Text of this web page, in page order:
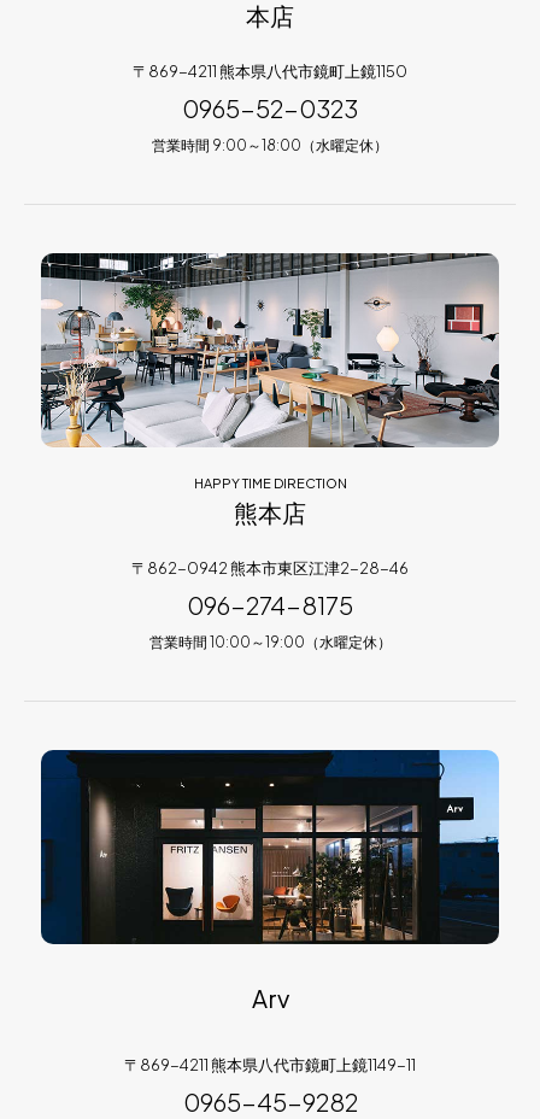
本店
〒869-4211 熊本県八代市鏡町上鏡1150
0965-52-0323
営業時間 9:00～18:00（水曜定休）
HAPPY TIME DIRECTION
熊本店
〒862-0942 熊本市東区江津2-28-46
096-274-8175
営業時間 10:00～19:00（水曜定休）
Arv
〒869-4211 熊本県八代市鏡町上鏡1149-11
0965-45-9282